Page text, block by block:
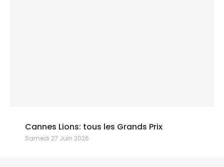
Cannes Lions: tous les Grands Prix
Samedi 27 Juin 2026